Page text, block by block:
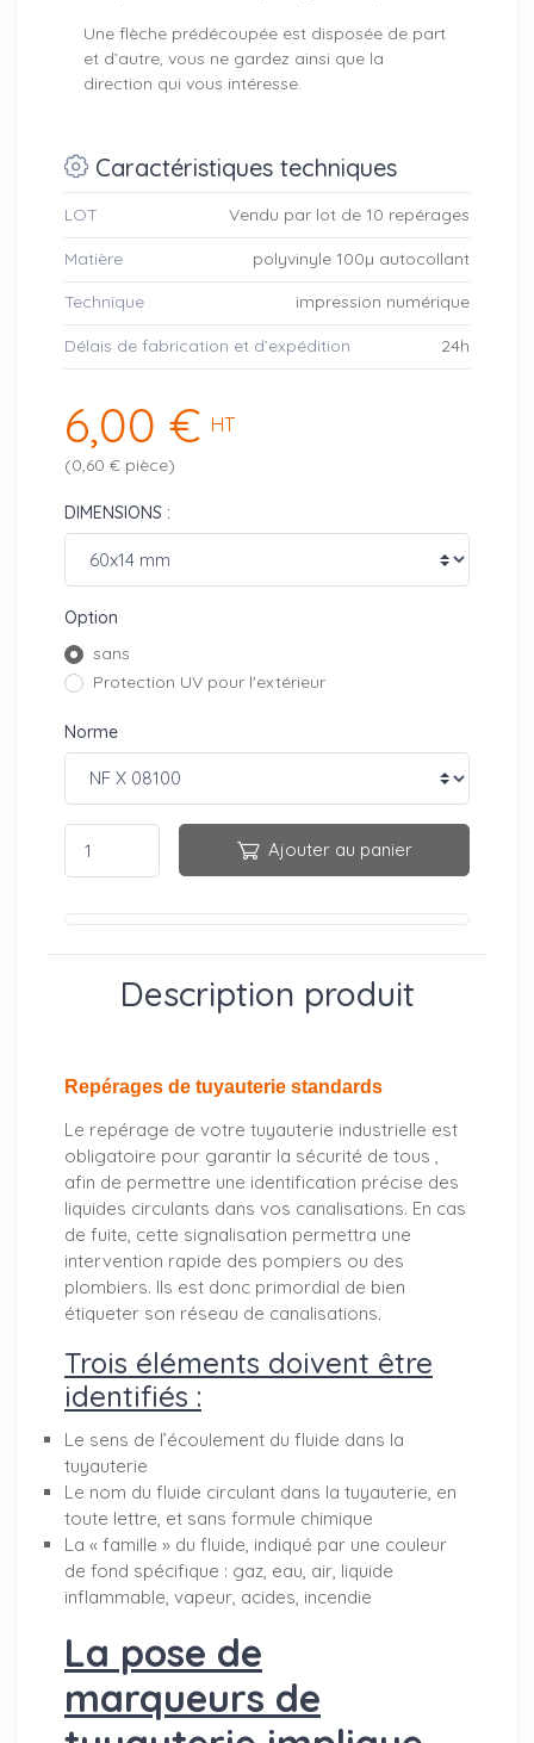
Une flèche prédécoupée est disposée de part
et d’autre, vous ne gardez ainsi que la
direction qui vous intéresse.
Caractéristiques techniques
LOT Vendu par lot de 10 repérages
Matière polyvinyle 100µ autocollant
Technique impression numérique
Délais de fabrication et d’expédition 24h
6,00 € HT
(0,60 € pièce)
DIMENSIONS :
Option
sans
Protection UV pour l'extérieur
Norme
Ajouter au panier
Description produit
Repérages de tuyauterie standards
Le repérage de votre tuyauterie industrielle est
obligatoire pour garantir la sécurité de tous ,
afin de permettre une identification précise des
liquides circulants dans vos canalisations. En cas
de fuite, cette signalisation permettra une
intervention rapide des pompiers ou des
plombiers. Ils est donc primordial de bien
étiqueter son réseau de canalisations.
Trois éléments doivent être
identifiés :
Le sens de l’écoulement du fluide dans la
tuyauterie
Le nom du fluide circulant dans la tuyauterie, en
toute lettre, et sans formule chimique
La « famille » du fluide, indiqué par une couleur
de fond spécifique : gaz, eau, air, liquide
inflammable, vapeur, acides, incendie
La pose de
marqueurs de